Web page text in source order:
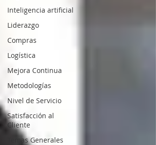
Inteligencia artificial
Liderazgo
Compras
Logística
Mejora Continua
Metodologías
Nivel de Servicio
Satisfacción al
Cliente
Temas Generales